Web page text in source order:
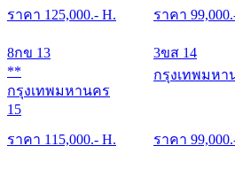
ราคา 125,000.- H. ราคา 99,000
8กข 13
**
กรุงเทพมหานคร
15
ราคา 115,000.- H.
3ขส 14
กรุงเทพมหา
ราคา 99,000